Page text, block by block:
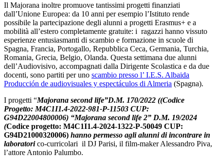
Il Majorana inoltre promuove tantissimi progetti finanziati
dall’Unione Europea: da 10 anni per esempio l’Istituto rende
possibile la partecipazione degli alunni a progetti Erasmus+ e a
mobilità all’estero completamente gratuite: i ragazzi hanno vissuto
esperienze entusiasmanti di scambio e formazione in scuole di
Spagna, Francia, Portogallo, Repubblica Ceca, Germania, Turchia,
Romania, Grecia, Belgio, Olanda. Questa settimana due alunni
dell’Audiovisivo, accompagnati dalla Dirigente Scolastica e da due
docenti, sono partiti per uno scambio presso l’ I.E.S. Albaida
Producción de audiovisuales y espectáculos di Almeria (Spagna).
I progetti “Majorana second life”D.M. 170/2022 ((Codice
Progetto: M4C1I1.4-2022-981-P-11503 CUP:
G94D22004800006) “Majorana second life 2” D.M. 19/2024
(Codice progetto: M4C1I1.4-2024-1322-P-50049 CUP:
G94D21000320006) hanno permesso agli alunni di incontrare in
laboratorico-curricolari il DJ Parisi, il film-maker Alessandro Piva,
l’attore Antonio Palumbo.